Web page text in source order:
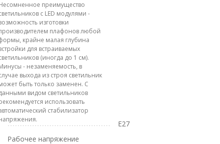
преимущество
с LED модулями -
изготовки
плафонов любой
крайне малая глубина
для встраиваемых
(иногда до 1 см).
- незаменяемость, в
выхода из строя светильник
быть только заменен. С
видом светильников
использовать
стабилизатор
E27
Рабочее напряжение